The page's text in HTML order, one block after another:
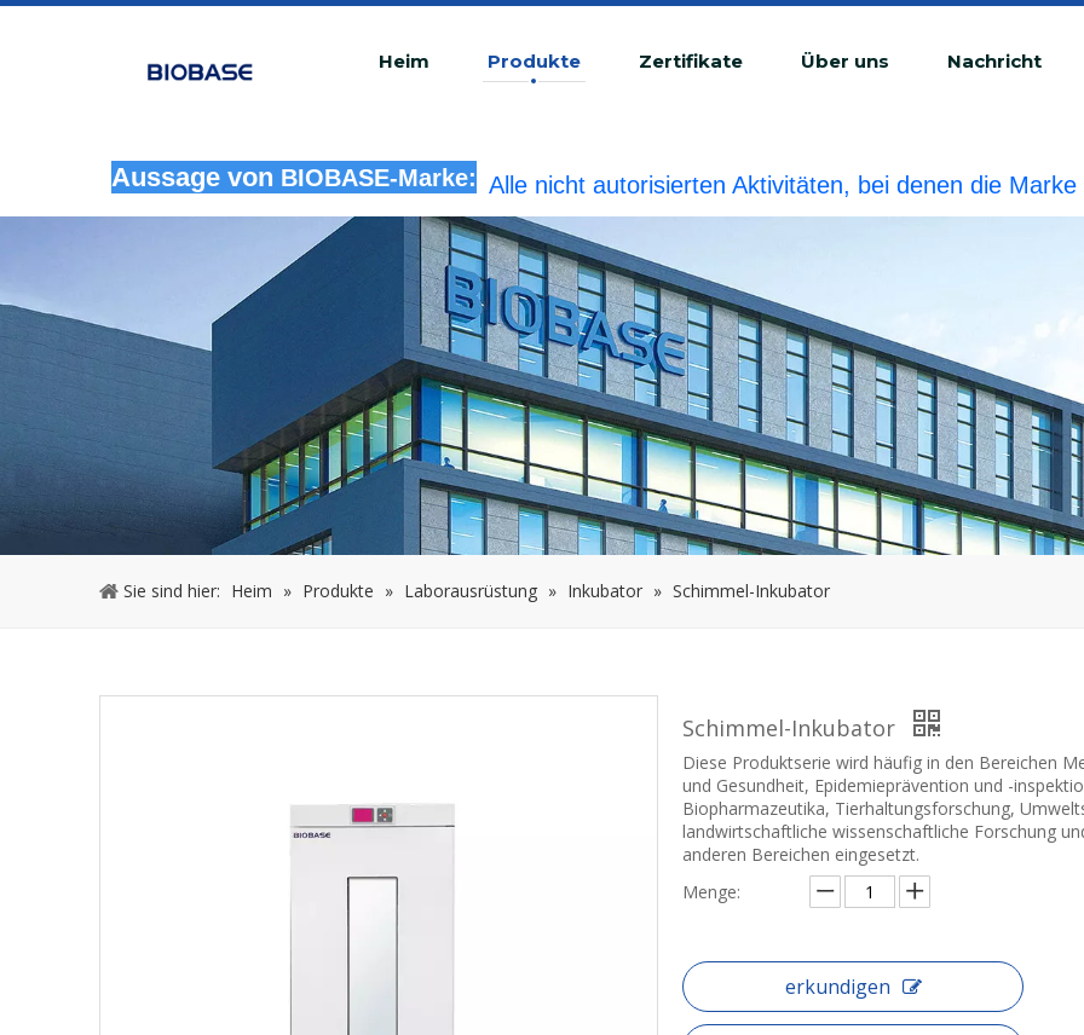
Heim Produkte Zertifikate Über uns Nachricht
Aussage von BIOBASE-Marke:
rechtswidrige Verletzung betrachtet.BIOBASE wird die
Sie sind hier: Heim » Produkte » Laborausrüstung » Inkubator » Schimmel-Inkubator
Schimmel-Inkubator
Diese Produktserie wird häufig in den Bereichen
und Gesundheit, Epidemieprävention und -
Biopharmazeutika, Tierhaltungsforschung,
landwirtschaftliche wissenschaftliche Forschung
anderen Bereichen eingesetzt.
Menge:
erkundigen